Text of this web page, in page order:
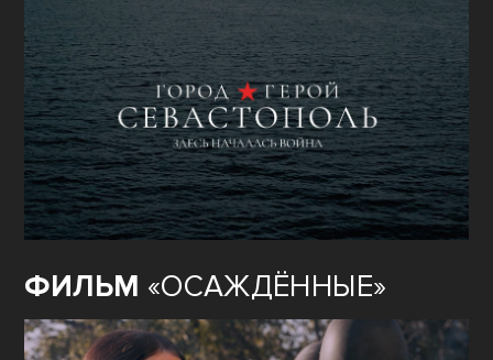
ФИЛЬМ «ОСАЖДЁННЫЕ»